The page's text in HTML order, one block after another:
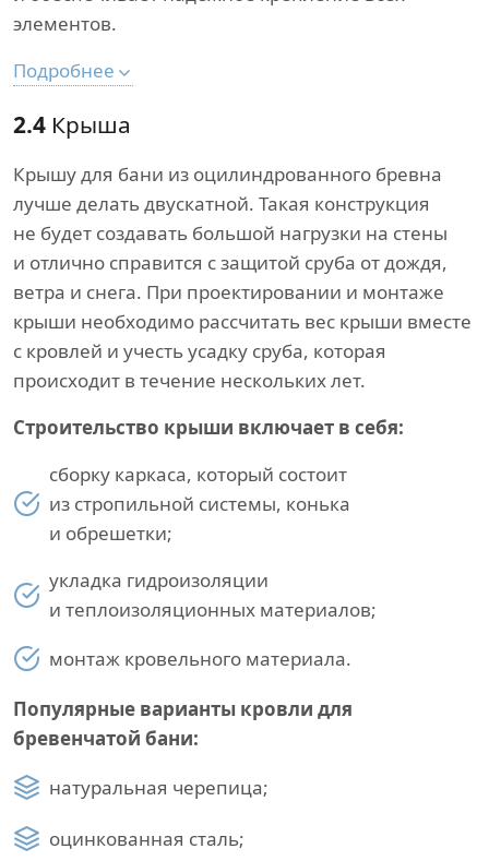
элементов.
Подробнее
2.4 Крыша
Крышу для бани из оцилиндрованного бревна
лучше делать двускатной. Такая конструкция
не будет создавать большой нагрузки на стены
и отлично справится с защитой сруба от дождя,
ветра и снега. При проектировании и монтаже
крыши необходимо рассчитать вес крыши вместе
с кровлей и учесть усадку сруба, которая
происходит в течение нескольких лет.
Строительство крыши включает в себя:
сборку каркаса, который состоит
из стропильной системы, конька
и обрешетки;
укладка гидроизоляции
и теплоизоляционных материалов;
монтаж кровельного материала.
Популярные варианты кровли для
бревенчатой бани:
натуральная черепица;
оцинкованная сталь;